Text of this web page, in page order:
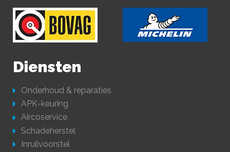
Diensten
Onderhoud & reparaties
APK-keuring
Aircoservice
Schadeherstel
Inruilvoorstel